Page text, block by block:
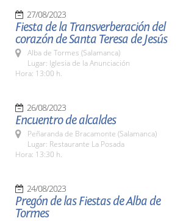
27/08/2023
Fiesta de la Transverberación del
corazón de Santa Teresa de Jesús
Alba de Tormes (Salamanca)
Lugar: Iglesia de la Anunciación
Hora: 13:00 h.
26/08/2023
Encuentro de alcaldes
Peñaranda de Bracamonte (Salamanca)
Lugar: Restaurante La Posada
Hora: 13:30 h.
24/08/2023
Pregón de las Fiestas de Alba de
Tormes